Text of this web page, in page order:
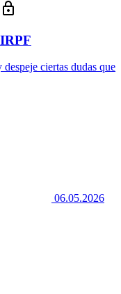
ciertas dudas que
06.05.2026